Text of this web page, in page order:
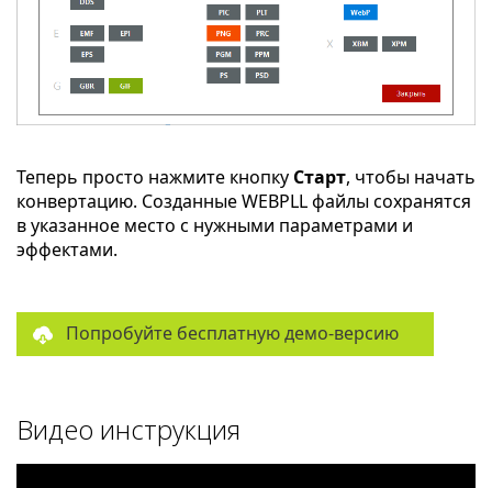
Теперь просто нажмите кнопку Старт, чтобы начать
конвертацию. Созданные WEBPLL файлы сохранятся
в указанное место с нужными параметрами и
эффектами.
Попробуйте бесплатную демо-версию
Видео инструкция